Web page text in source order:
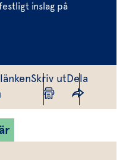
Vår sallat & gröna blad
inslag på
Skriv utDela